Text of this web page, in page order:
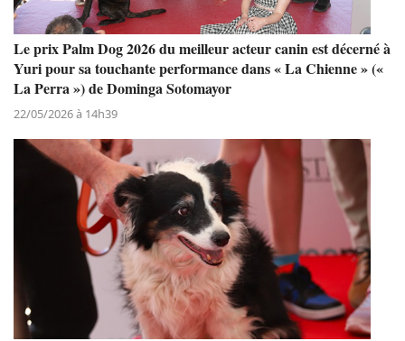
Le prix Palm Dog 2026 du meilleur acteur canin est décerné à
Yuri pour sa touchante performance dans « La Chienne » («
La Perra ») de Dominga Sotomayor
22/05/2026 à 14h39